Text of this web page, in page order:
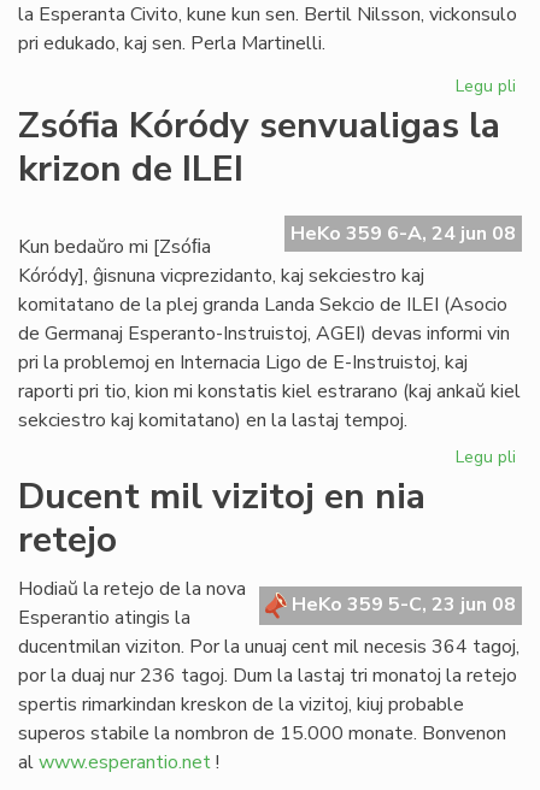
la Esperanta Civito, kune kun sen. Bertil Nilsson, vickonsulo
pri edukado, kaj sen. Perla Martinelli.
Legu pli
Zsófia Kóródy senvualigas la
krizon de ILEI
HeKo 359 6-A, 24 jun 08
Kun bedaŭro mi [Zsóﬁa
Kóródy], ĝisnuna vicprezidanto, kaj sekciestro kaj
komitatano de la plej granda Landa Sekcio de ILEI (Asocio
de Germanaj Esperanto-Instruistoj, AGEI) devas informi vin
pri la problemoj en Internacia Ligo de E-Instruistoj, kaj
raporti pri tio, kion mi konstatis kiel estrarano (kaj ankaŭ kiel
sekciestro kaj komitatano) en la lastaj tempoj.
Legu pli
Ducent mil vizitoj en nia
retejo
HeKo 359 5-C, 23 jun 08
Hodiaŭ la retejo de la nova
Esperantio atingis la
ducentmilan viziton. Por la unuaj cent mil necesis 364 tagoj,
por la duaj nur 236 tagoj. Dum la lastaj tri monatoj la retejo
spertis rimarkindan kreskon de la vizitoj, kiuj probable
superos stabile la nombron de 15.000 monate. Bonvenon
alwww.esperantio.net!